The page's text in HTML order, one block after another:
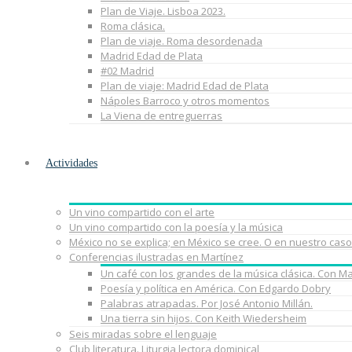
Plan de Viaje. Lisboa 2023.
Roma clásica.
Plan de viaje. Roma desordenada
Madrid Edad de Plata
#02 Madrid
Plan de viaje: Madrid Edad de Plata
Nápoles Barroco y otros momentos
La Viena de entreguerras
Actividades
Un vino compartido con el arte
Un vino compartido con la poesía y la música
México no se explica; en México se cree. O en nuestro
Conferencias ilustradas en Martínez
Un café con los grandes de la música clásica. Con
Poesía y política en América. Con Edgardo Dobry
Palabras atrapadas. Por José Antonio Millán.
Una tierra sin hijos. Con Keith Wiedersheim
Seis miradas sobre el lenguaje
Club literatura. Liturgia lectora dominical